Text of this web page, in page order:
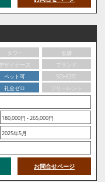
タワー
低層
デザイナーズ
ブランド
ペット可
SOHO可
礼金ゼロ
フリーレント
180,000円 - 265,000円
2025年5月
お問合せページ